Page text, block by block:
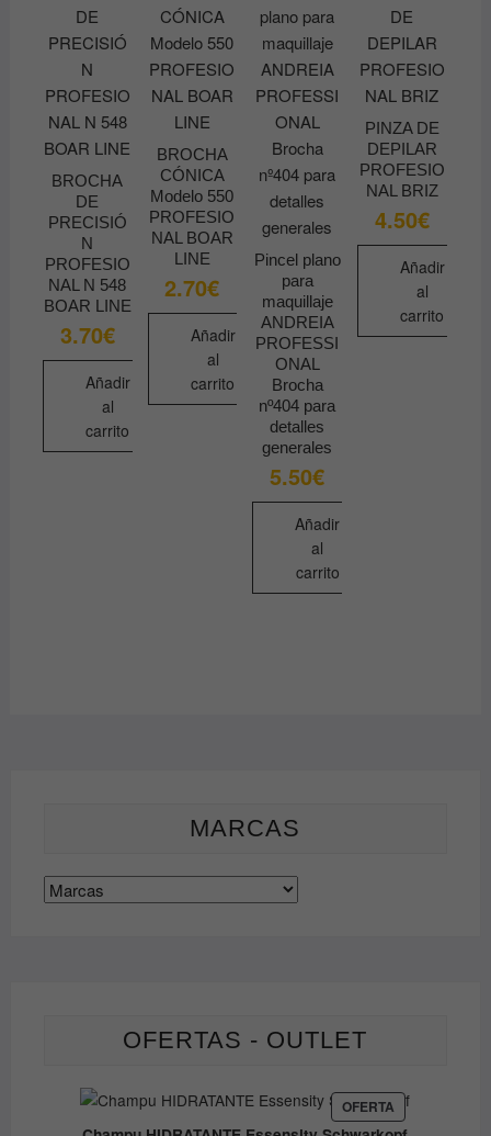
pueden
elegir
en
la
página
de
producto
BROCHA
DE
PRECISIÓ
N
PROFESIO
NAL N 548
BOAR LINE
3.70€
Añadir
al
carrito
BROCHA
CÓNICA
Modelo 550
PROFESIO
NAL BOAR
LINE
2.70€
Añadir
al
carrito
Pincel plano
para
maquillaje
ANDREIA
PROFESSI
ONAL
Brocha
nº404 para
detalles
generales
5.50€
Añadir
al
carrito
PINZA DE
DEPILAR
PROFESIO
NAL BRIZ
4.50€
Añadir
al
carrito
MARCAS
OFERTAS - OUTLET
OFERTA PRODUCTO
EN